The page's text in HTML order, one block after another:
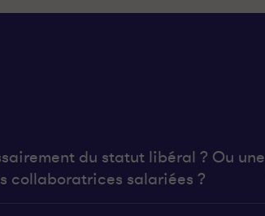
du statut libéral ? Ou une
collaboratrices salariées ?